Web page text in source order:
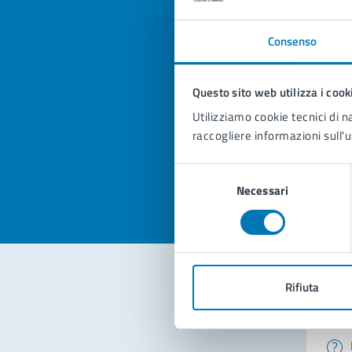
Consenso
Questo sito web utilizza i
Utilizziamo cookie tecnici di
raccogliere informazioni
Necessari
Rifiuta
Valuta